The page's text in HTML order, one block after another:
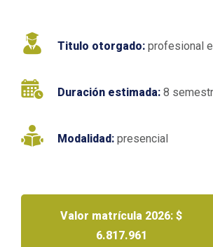
Titulo otorgado: profesional
Duración estimada: 8
Modalidad: presencial
Valor matrícula 2026: $
6.817.961